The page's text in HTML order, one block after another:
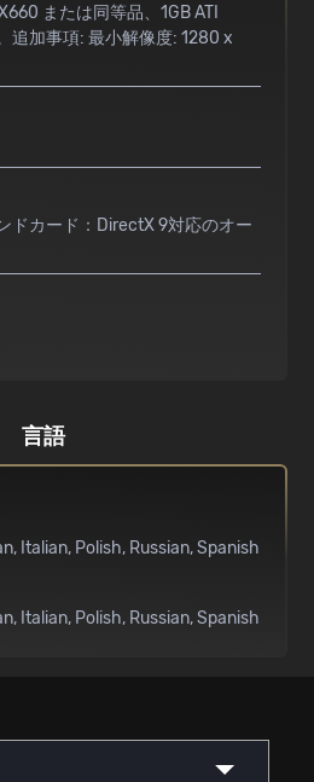
または同等品、1GB ATI
追加事項: 最小解像度: 1280 x
ドカード：DirectX 9対応のオー
言語
Italian Polish Russian Spanish
Italian Polish Russian Spanish